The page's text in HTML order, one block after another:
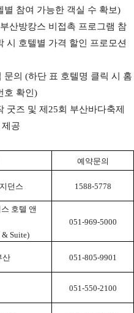
참여 가능한 객실 수 확보)
산방캉스 비접촉 프로그램 참
시 호텔별 가격 할인 프로모션
문의 (하단 표 호텔명 클릭 시 홈
확인 )
굿즈 및 제 25회 부산바다축제
공
예약문의
던스 1588-5778
호텔 앤
& Suite)
051-969-5000
산 051-805-9901
051-550-2100